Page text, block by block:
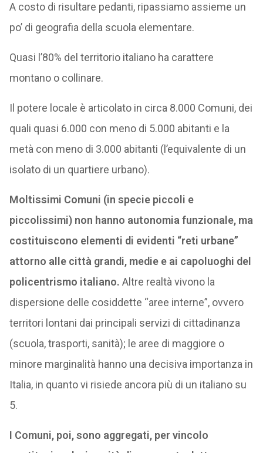
A costo di risultare pedanti, ripassiamo assieme un
po’ di geografia della scuola elementare.
Quasi l’80% del territorio italiano ha carattere
montano o collinare.
Il potere locale è articolato in circa 8.000 Comuni, dei
quali quasi 6.000 con meno di 5.000 abitanti e la
metà con meno di 3.000 abitanti (l’equivalente di un
isolato di un quartiere urbano).
Moltissimi Comuni (in specie piccoli e
piccolissimi) non hanno autonomia funzionale, ma
costituiscono elementi di evidenti “reti urbane”
attorno alle città grandi, medie e ai capoluoghi del
policentrismo italiano. Altre realtà vivono la
dispersione delle cosiddette “aree interne”, ovvero
territori lontani dai principali servizi di cittadinanza
(scuola, trasporti, sanità); le aree di maggiore o
minore marginalità hanno una decisiva importanza in
Italia, in quanto vi risiede ancora più di un italiano su
5.
I Comuni, poi, sono aggregati, per vincolo